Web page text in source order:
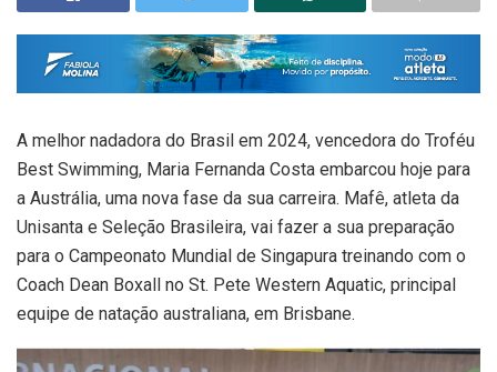
A melhor nadadora do Brasil em 2024, vencedora do Troféu
Best Swimming, Maria Fernanda Costa embarcou hoje para
a Austrália, uma nova fase da sua carreira. Mafê, atleta da
Unisanta e Seleção Brasileira, vai fazer a sua preparação
para o Campeonato Mundial de Singapura treinando com o
Coach Dean Boxall no St. Pete Western Aquatic, principal
equipe de natação australiana, em Brisbane.